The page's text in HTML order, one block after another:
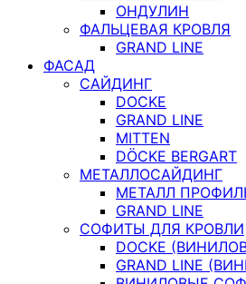
ОНДУЛИН
ФАЛЬЦЕВАЯ КРОВЛЯ
GRAND LINE
ФАСАД
САЙДИНГ
DOCKE
GRAND LINE
MITTEN
DÖCKE BERGART
МЕТАЛЛОСАЙДИНГ
МЕТАЛЛ
GRAND LINE
СОФИТЫ ДЛЯ КРОВЛИ
DOCKE
GRAND LINE